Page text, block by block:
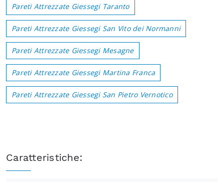
Pareti Attrezzate Giessegi Taranto
Pareti Attrezzate Giessegi San Vito dei Normanni
Pareti Attrezzate Giessegi Mesagne
Pareti Attrezzate Giessegi Martina Franca
Pareti Attrezzate Giessegi San Pietro Vernotico
Caratteristiche: